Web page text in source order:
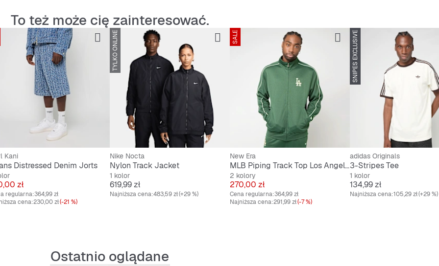
przyczepnością
Trwałe i elastyczne dla większej swobody ruchów
Wygodny, niski sneaker ze sznurowadłami
Gładka cholewka dla czystego wyglądu
To też może cię zainteresować.
Kani
Distressed Denim Jorts
zł
regularna:364,99 zł
cena:230,00 zł(-21 %)
TYLKO ONLINE
Nike Nocta
Nylon Track Jacket
1 kolor
Cena
619,99 zł
Najniższa cena:483,59 zł(+29 %)
SALE
New Era
MLB Piping Track Top Los Angeles Dodgers
2 kolory
Cena
270,00 zł
Cena regularna:364,99 zł
Najniższa cena:291,99 zł(-7 %)
SNIPES EXCLUSIVE
adidas Originals
3-Stripes Tee
1 kolor
Cena
134,99 zł
Najniższa cena:105,29 zł(+29 %)
Ostatnio oglądane